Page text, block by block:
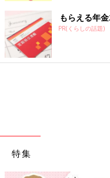
もらえる年
PR(くらしの話題)
特集